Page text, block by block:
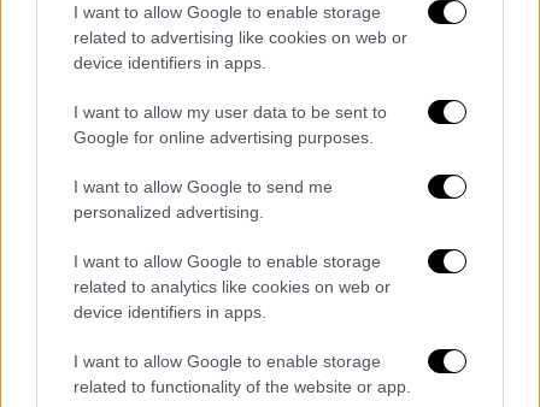
I want to allow Google to enable storage
related to advertising like cookies on web or
device identifiers in apps.
I want to allow my user data to be sent to
Google for online advertising purposes.
I want to allow Google to send me
personalized advertising.
I want to allow Google to enable storage
related to analytics like cookies on web or
device identifiers in apps.
I want to allow Google to enable storage
related to functionality of the website or app.
αναμένεται να επηρεάσουν μεγάλο μέρος
της χώρας μέσα στις επόμενες 48 ώρες